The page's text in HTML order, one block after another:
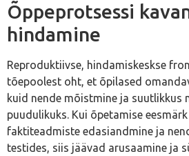
Õppeprotsessi
hindamine
Reproduktiivse, hindamiskeskse
tõepoolest oht, et õpilased
kuid nende mõistmine ja suutlikkus
puudulikuks. Kui õpetamise
faktiteadmiste edasiandmine ja
testides, siis jäävad arusaamine ja